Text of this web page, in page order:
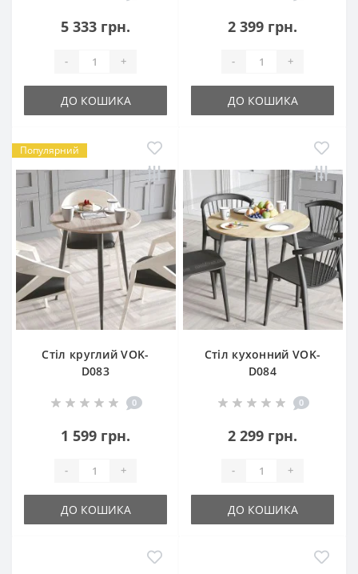
5 333 грн.
- +
ДО КОШИКА
2 399 грн.
- +
ДО КОШИКА
Популярний
Стіл круглий VOK-
D083
0
1 599 грн.
- +
ДО КОШИКА
Стіл кухонний VOK-
D084
0
2 299 грн.
- +
ДО КОШИКА